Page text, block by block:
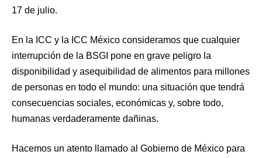
17 de julio.
En la ICC y la ICC México consideramos que cualquier
interrupción de la BSGI pone en grave peligro la
disponibilidad y asequibilidad de alimentos para millones
de personas en todo el mundo: una situación que tendrá
consecuencias sociales, económicas y, sobre todo,
humanas verdaderamente dañinas.
Hacemos un atento llamado al Gobierno de México para